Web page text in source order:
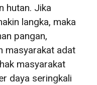
hutan. Jika
langka, maka
pangan,
masyarakat adat
masyarakat
daya seringkali